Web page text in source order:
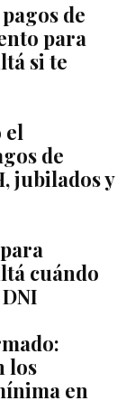
de
para
si te
el
de
jubilados y
cuándo
los
en